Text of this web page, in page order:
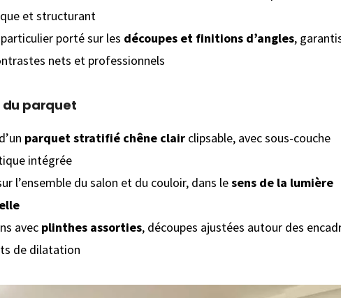
et structurant
porté sur les découpes et finitions d’angles,
nets et professionnels
du parquet
parquet stratifié chêne clair clipsable, avec sous-couche
intégrée
l’ensemble du salon et du couloir, dans lesens de la lumière
avec plinthes assorties, découpes ajustées autour des
de dilatation